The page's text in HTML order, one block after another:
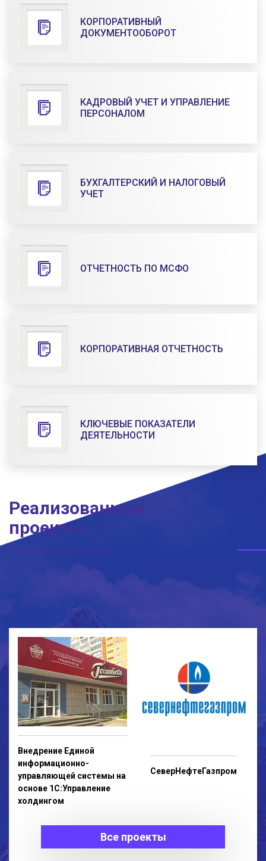
КОРПОРАТИВНЫЙ
ДОКУМЕНТООБОРОТ
КАДРОВЫЙ УЧЕТ И УПРАВЛЕНИЕ
ПЕРСОНАЛОМ
БУХГАЛТЕРСКИЙ И НАЛОГОВЫЙ
УЧЕТ
ОТЧЕТНОСТЬ ПО МСФО
КОРПОРАТИВНАЯ ОТЧЕТНОСТЬ
КЛЮЧЕВЫЕ ПОКАЗАТЕЛИ
ДЕЯТЕЛЬНОСТИ
Реализованные
проекты
Внедрение Единой
информационно-
управляющей системы на
основе 1С:Управление
холдингом
СеверНефтеГазпром
Все проекты